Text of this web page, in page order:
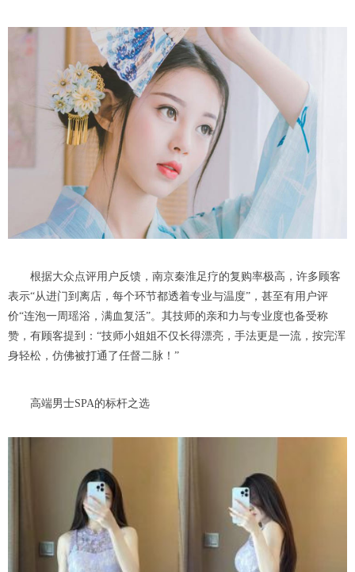
根据大众点评用户反馈，南京秦淮足疗的复购率极高，许多顾客
表示“从进门到离店，每个环节都透着专业与温度”，甚至有用户评
价“连泡一周瑶浴，满血复活”。其技师的亲和力与专业度也备受称
赞，有顾客提到：“技师小姐姐不仅长得漂亮，手法更是一流，按完浑
身轻松，仿佛被打通了任督二脉！”
高端男士SPA的标杆之选